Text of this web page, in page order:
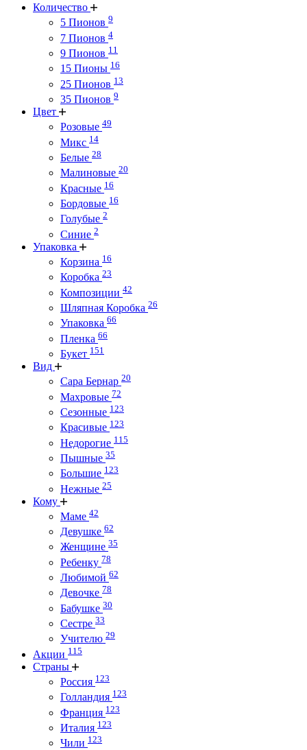
Количество
5 Пионов 9
7 Пионов 4
9 Пионов 11
15 Пионы 16
25 Пионов 13
35 Пионов 9
Цвет
Розовые 49
Микс 14
Белые 28
Малиновые 20
Красные 16
Бордовые 16
Голубые 2
Синие 2
Упаковка
Корзина 16
Коробка 23
Композиции 42
Шляпная Коробка 26
Упаковка 66
Пленка 66
Букет 151
Вид
Сара Бернар 20
Махровые 72
Сезонные 123
Красивые 123
Недорогие 115
Пышные 35
Большие 123
Нежные 25
Кому
Маме 42
Девушке 62
Женщине 35
Ребенку 78
Любимой 62
Девочке 78
Бабушке 30
Сестре 33
Учителю 29
Акции 115
Страны
Россия 123
Голландия 123
Франция 123
Италия 123
Чили 123